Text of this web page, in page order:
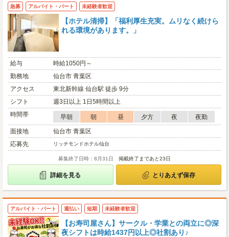
急募 アルバイト・パート 未経験者歓迎
【ホテル清掃】「福利厚生充実。ムリなく続けら
れる環境があります。」
給与
時給1050円～
勤務地
仙台市 青葉区
アクセス
東北新幹線 仙台駅 徒歩 9分
シフト
週3日以上 1日5時間以上
時間帯
早朝 朝 昼 夕方 夜
夜勤
面接地
仙台市 青葉区
応募先
リッチモンドホテル仙台
募集終了日時：8月31日 掲載終了まであと23日
詳細を見る とりあえず保存
アルバイト・パート 週払い 短期 未経験者歓迎
【お寿司屋さん】サークル・学業との両立に◎深
夜シフトは時給1437円以上◎社割あり♪